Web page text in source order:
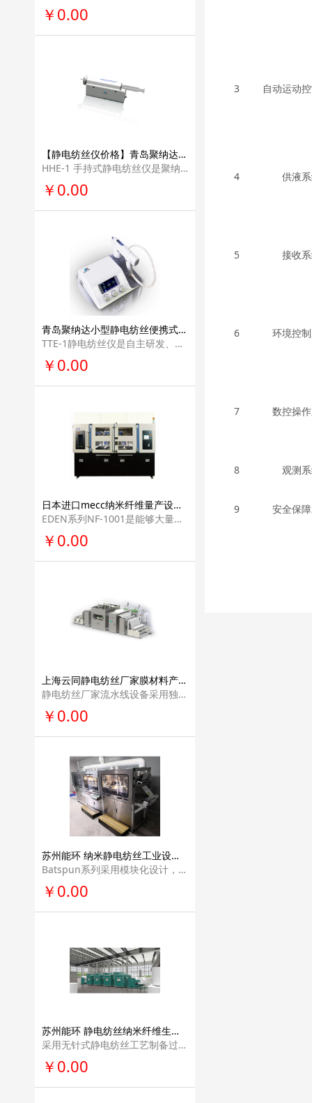
3 自动运动
4 供液
5 接收
6 环境控
7 数控操
8 观测
9 安全保
￥0.00
【静电纺丝仪价格】青岛聚纳达纳手持式纳米纤维静电纺丝仪画个小型便携型教学科普学校科研医疗多功能实验室电纺丝设备HHE-1
HHE-1 手持式静电纺丝仪是聚纳达科技有限公司研发制作，专用于实验室的便携手持 装置，其大小等同于手机，小巧轻便，方便携带，可用于静电纺丝前期实验、课堂演示 或学生创新性试验，还可应用于伤口敷料制备，能及时对伤口进行保护。
￥0.00
青岛聚纳达小型静电纺丝便携式轻型纳米纤维仪器学校教学用医疗美容科研单位实验室电纺丝设备TTE-1
TTE-1静电纺丝仪是自主研发、生产的实验设备，主要用于科研领域实现静电纺丝制 备微纳米纤维。设备具有很好的便携性、整体性、可控性，同时加入了静电安全防 护、人体工程学等设计，在使用过程中具有安全、高效、灵活等特点。
￥0.00
日本进口mecc纳米纤维量产设备企业研发机构研发设备纳米纤维生产线产业化解决方案NF-1001
EDEN系列NF-1001是能够大量生产纳米纤维无纺布的设备。使用本公司的实验用 设备取得的参数（纺丝条件），可以直接利用在本装置上。纺丝出的纤维质量基本 相同！
￥0.00
上海云同静电纺丝厂家膜材料产业化设备纳米纤维生产线产业化解决方案企业研发机构研发设备YT-MC-I型
静电纺丝厂家流水线设备采用独特的无针纤维发生工艺，无原料堵塞，并且保 证了纳米纤维直径的均匀性。
￥0.00
苏州能环 纳米静电纺丝工业设备材料生产线产业化解决方案能源电池材料领域专业量产设备Batspun系列
Batspun系列采用模块化设计，扩展性强，可根 据客户需求定制产能；兼容性高，可根据客户需求定制多种配件用于环境控制，多组分 纺丝等。
￥0.00
苏州能环 静电纺丝纳米纤维生产线产业化解决方案流水线量产设备Filspun系列
采用无针式静电纺丝工艺制备过滤材料的专业 量产设备。其具有多个非针式的静电纺丝发射极，保证了纳米纤维丝在基底上分布均匀 的同时还提供了较大的产能。
￥0.00